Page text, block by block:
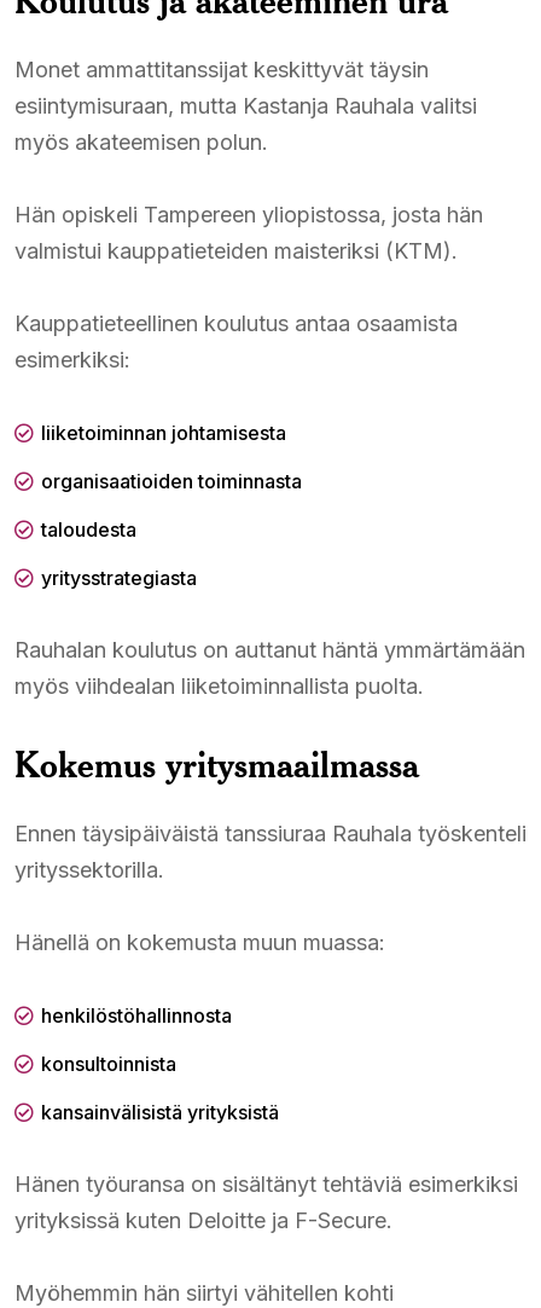
Monet ammattitanssijat keskittyvät täysin
esiintymisuraan, mutta Kastanja Rauhala valitsi
myös akateemisen polun.
Hän opiskeli Tampereen yliopistossa, josta hän
valmistui kauppatieteiden maisteriksi (KTM).
Kauppatieteellinen koulutus antaa osaamista
esimerkiksi:
liiketoiminnan johtamisesta
organisaatioiden toiminnasta
taloudesta
yritysstrategiasta
Rauhalan koulutus on auttanut häntä ymmärtämään
myös viihdealan liiketoiminnallista puolta.
Kokemus yritysmaailmassa
Ennen täysipäiväistä tanssiuraa Rauhala työskenteli
yrityssektorilla.
Hänellä on kokemusta muun muassa:
henkilöstöhallinnosta
konsultoinnista
kansainvälisistä yrityksistä
Hänen työuransa on sisältänyt tehtäviä esimerkiksi
yrityksissä kuten Deloitte ja F-Secure.
Myöhemmin hän siirtyi vähitellen kohti